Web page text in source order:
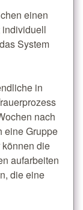
einen
individuell
System
in
nach
eine Gruppe
können die
aufarbeiten
die eine